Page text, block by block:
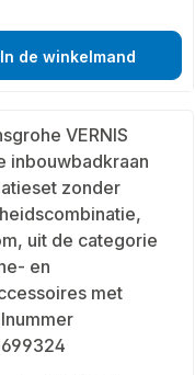
In de winkelmand